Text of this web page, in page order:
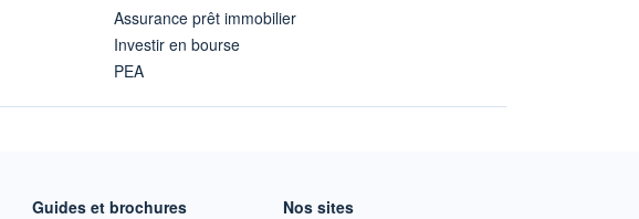
Assurance prêt immobilier
Investir en bourse
PEA
Guides et brochures Nos sites